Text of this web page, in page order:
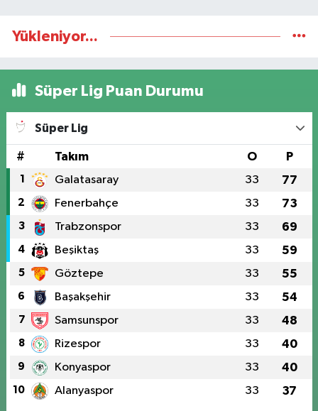
Yükleniyor...
Süper Lig Puan Durumu
Süper Lig
# Takım O P
1 Galatasaray 33 77
2 Fenerbahçe 33 73
3 Trabzonspor 33 69
4 Beşiktaş 33 59
5 Göztepe 33 55
6 Başakşehir 33 54
7 Samsunspor 33 48
8 Rizespor 33 40
9 Konyaspor 33 40
10 Alanyaspor 33 37